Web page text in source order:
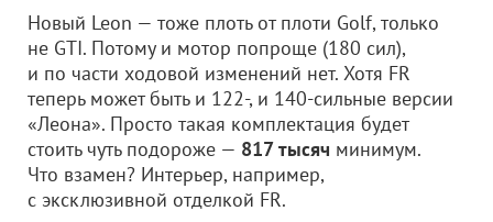
Новый Leon — тоже плоть от плоти Golf, только
не GTI. Потому и мотор попроще (180 сил),
и по части ходовой изменений нет. Хотя FR
теперь может быть и 122-, и 140-сильные версии
«Леона». Просто такая комплектация будет
стоить чуть подороже — 817 тысяч минимум.
Что взамен? Интерьер, например,
с эксклюзивной отделкой FR.